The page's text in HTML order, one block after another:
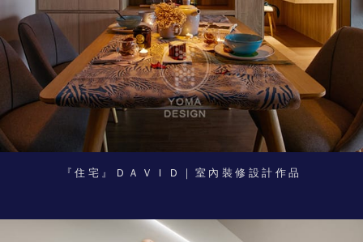
『住宅』ＤＡＶＩＤ｜室內裝修設計作品